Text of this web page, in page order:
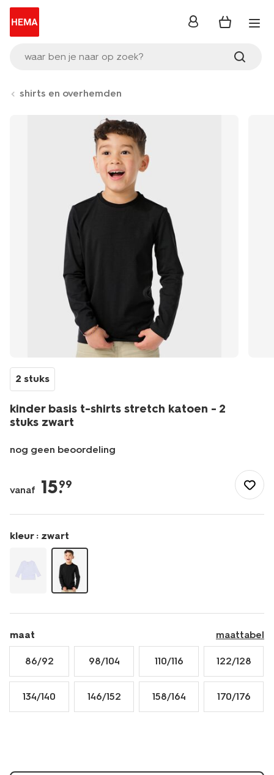
waar ben je naar op zoek?
inloggen
shirts en overhemden
2 stuks
kinder basis t-shirts stretch katoen - 2
stuks zwart
nog geen beoordeling
overhemden/kinder-
t-
shirts-
stretch-
-2-
vanaf 15.
99
kleur : zwart
maat maattabel
86/92 98/104 110/116 122/128
134/140 146/152 158/164 170/176